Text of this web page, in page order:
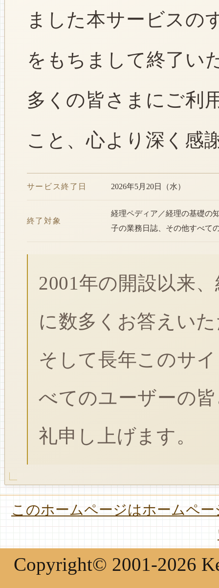
ました本サービスの
をもちまして終了い
多くの皆さまにご利
こと、心より深く感
サービス終了日 2026年5月20日（水）
終了対象
経理ペディア／経理の基礎の
子の業務日誌、その他すべて
2001年の開設以来
に数多くお答えい
そして長年このサ
べてのユーザーの
礼申し上げます。
このホームページはホームペ
Copyright© 2001-2026